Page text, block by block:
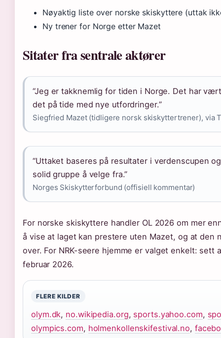
Nøyaktig liste over norske skiskyttere (uttak
Ny trener for Norge etter Mazet
Sitater fra sentrale aktører
“Jeg er takknemlig for tiden i Norge. Det har
det på tide med nye utfordringer.”
Siegfried Mazet (tidligere norsk skiskyttertrener), via
“Uttaket baseres på resultater i verdenscupen
solid gruppe å velge fra.”
Norges Skiskytterforbund (offisiell kommentar)
For norske skiskyttere handler OL 2026 om mer
å vise at laget kan prestere uten Mazet, og at den
over. For NRK-seere hjemme er valget enkelt: sett
februar 2026.
FLERE KILDER
olym.dk, no.wikipedia.org, sports.yahoo.com,
olympics.com, holmenkollenskifestival.no,